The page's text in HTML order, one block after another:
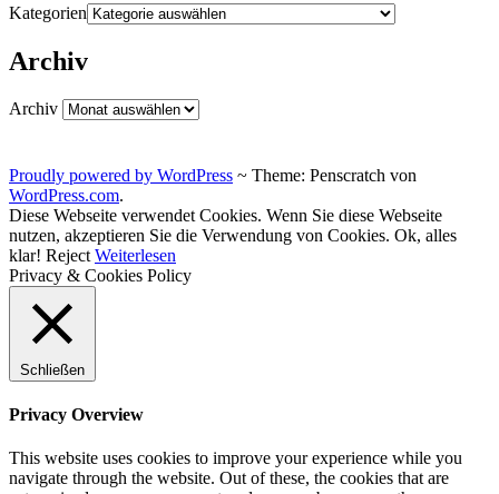
Kategorien
Archiv
Archiv
Proudly powered by WordPress ~ Theme: Penscratch von
WordPress.com.
Diese Webseite verwendet Cookies. Wenn Sie diese Webseite
nutzen, akzeptieren Sie die Verwendung von Cookies. Ok, alles
klar! Reject Weiterlesen
Privacy & Cookies Policy
Schließen
Privacy Overview
This website uses cookies to improve your experience while you
navigate through the website. Out of these, the cookies that are